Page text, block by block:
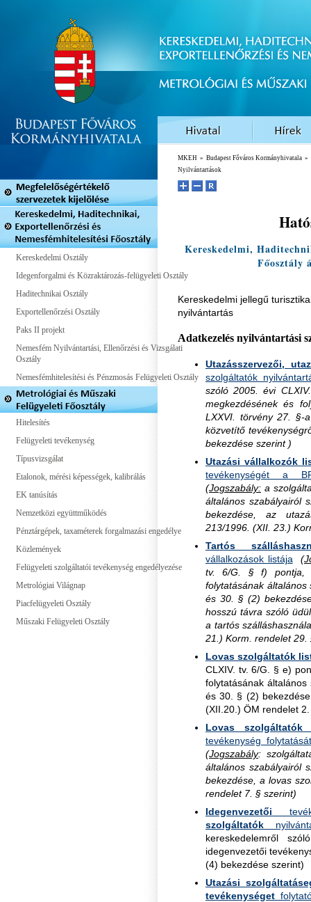
Kereskedelmi Osztály
Idegenforgalmi és Közraktározás-felügyeleti Osztály
Haditechnikai Osztály
Exportellenőrzési Osztály
Paks II projekt
Nemesfém Nyilvántartási, Ellenőrzési és Vizsgálati
Osztály
Nemesfémhitelesítési és Pénzmosás Felügyeleti Osztály
Hitelesítés
Felügyeleti tevékenység
Típusvizsgálat
Etalonok, mérési képességek, kalibrálás
EK tanúsítás
Nemzetközi együttműködés
Pénztárgépek, taxaméterek forgalmazási engedélye
Közlemények
Felügyeleti szolgáltatói tevékenység engedélyezése
Metrológiai Világnap
Piacfelügyeleti Osztály
Műszaki Felügyeleti Osztály
MKEH » Budapest Főváros Kormányhivatala »
Nyilvántartások
Kereskedelmi,
Főosztály
Kereskedelmi jellegű
nyilvántartás
Adatkezelés nyilvántartási
Utazásszervezői,
szolgáltatók
szóló 2005. évi
megkezdésének és
LXXVI. törvény 27. §-
közvetítő
bekezdése szerint )
Utazási vállalkozók
tevékenységét a
(Jogszabály: a
általános szabályairól
bekezdése, az
213/1996. (XII. 23.)
Tartós
vállalkozások listája (
tv. 6/G. § f) pontja,
folytatásának
és 30. § (2)
hosszú távra szóló
a tartós
21.) Korm. rendelet
Lovas szolgáltatók
CLXIV. tv. 6/G. § e)
folytatásának
és 30. § (2)
(XII.20.) ÖM rendelet
Lovas
tevékenység
(Jogszabály:
általános szabályairól
bekezdése, a lovas
rendelet 7. § szerint)
Idegenvezetői
szolgáltatók
kereskedelemről
idegenvezetői
(4) bekezdése szerint)
Utazási
tevékenységet